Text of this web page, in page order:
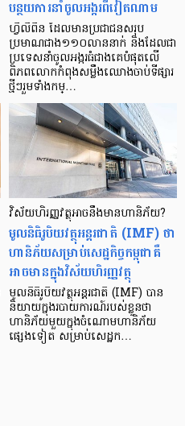
បន្ថយការនាំចូលអង្ករពីវៀតណាម
ហ្វីលីពីន ដែលមានប្រជាជនសរុប
ប្រមាណជាង១១០លាននាក់ និងដែលជា
ប្រទេសនាំចូលអង្ករធំជាងគេបំផុតលើ
ពិភពលោកកំពុងសម្លឹងឈោងចាប់ទីផ្សារ
ថ្មីៗរួមទាំងកម្…
វិស័យ​ហិរញ្ញ​វត្ថុ​អាចនឹងមាន​ហានិភ័យ?
មូលនិធិ​រូបិយ​វត្ថុ​អន្តរជាតិ (IMF) ថា
ហានិភ័យ​សម្រាប់​សេដ្ឋកិច្ច​កម្ពុជា​គឺ​​
អាច​មាន​ក្នុង​វិស័យ​ហិរញ្ញវត្ថុ
មូលនិធិ​រូបិយ​វត្ថុ​អន្តរជាតិ (IMF) បាន​
និយាយ​ក្នុង​របាយការណ៍​របស់​ខ្លួន​ថា
ហានិភ័យ​មួយ​ក្នុង​ចំណោម​ហានិភ័យ​
ផ្សេង​ទៀត សម្រាប់​សេដ្ឋក…